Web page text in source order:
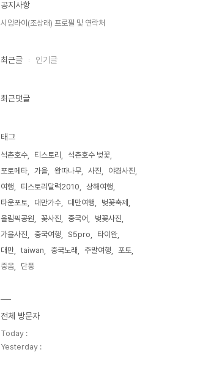
공지사항
시앙라이(조상래) 프로필 및 연락처
최근글 인기글
최근댓글
태그
석촌호수 티스토리
석촌호수 벚꽃
포토메타
가을 왕따나무 사진
야경사진
여행
티스토리달력2010
상해여행
타운포토
대만가수 대만여행
벚꽃축제
올림픽공원
꽃사진 중국어
벚꽃사진
가을사진
중국여행 S5pro
타이완
대만
taiwan 중국노래 주말여행
포토
중음
단풍
전체 방문자
Today :
Yesterday :